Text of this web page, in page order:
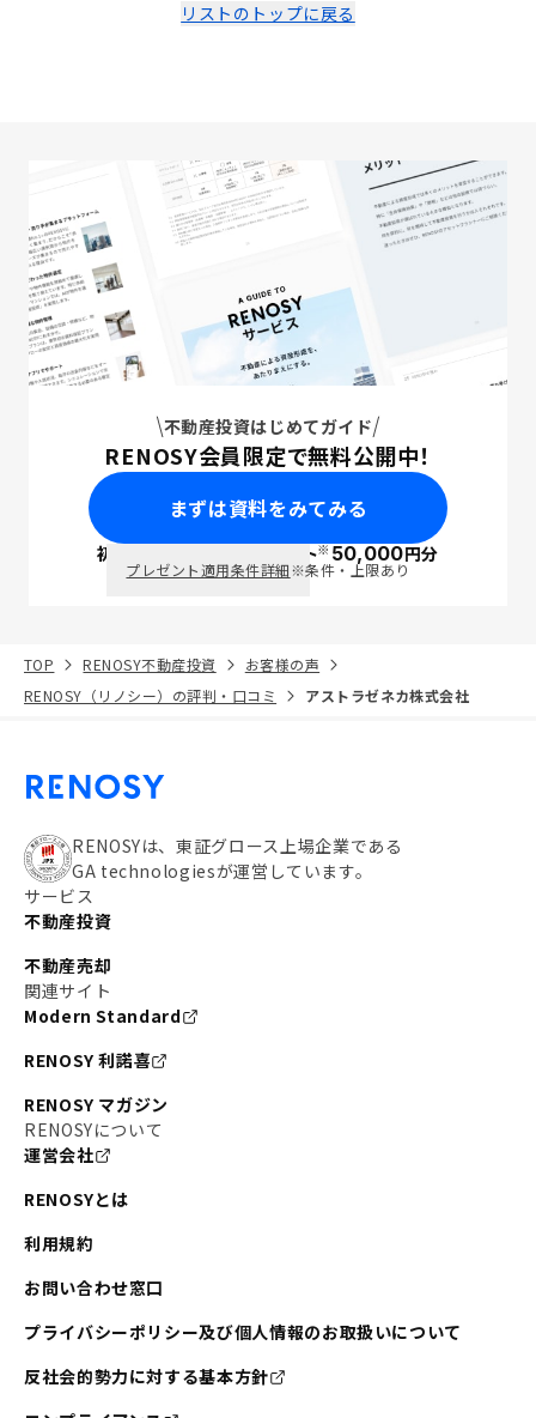
リストのトップに戻る
不動産投資はじめてガイド
RENOSY会員限定で無料公開中！
まずは資料をみてみる
初回面談で ポイント※50,000円分
プレゼント適用条件詳細※条件・上限あり
TOP RENOSY不動産投資
お客様の声
RENOSY（リノシー）の評判・口コミ
アストラゼネカ株式会社
RENOSYは、東証グロース上場企業である
GA technologiesが運営しています。
サービス
不動産投資
不動産売却
関連サイト
Modern Standard
RENOSY 利諾喜
RENOSY マガジン
RENOSYについて
運営会社
RENOSYとは
利用規約
お問い合わせ窓口
プライバシーポリシー及び個人情報のお取扱いについて
反社会的勢力に対する基本方針